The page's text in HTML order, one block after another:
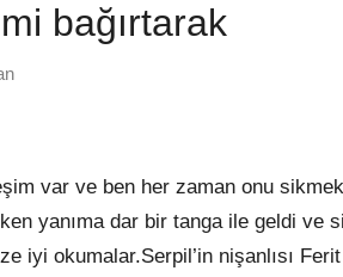
bağırtarak
var ve ben her zaman onu
yanıma dar bir tanga ile geldi ve
iyi okumalar.Serpil’in nişanlısı